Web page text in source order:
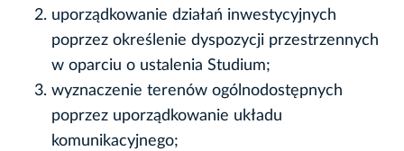
uporządkowanie działań inwestycyjnych
poprzez określenie dyspozycji przestrzennych
w oparciu o ustalenia Studium;
wyznaczenie terenów ogólnodostępnych
poprzez uporządkowanie układu
komunikacyjnego;